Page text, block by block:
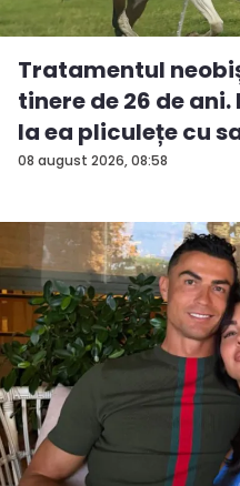
08 august 2026, 08:58
Tratamentul
tinere de 26 de
la ea pliculețe cu